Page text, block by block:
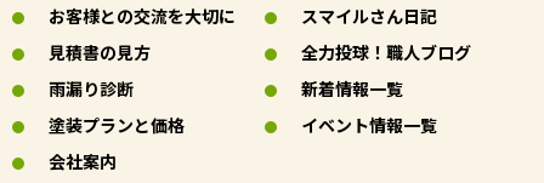
お客様との交流を大切に
見積書の見方
雨漏り診断
塗装プランと価格
スマイルさん日記
全力投球！職人ブログ
新着情報一覧
イベント情報一覧
会社案内